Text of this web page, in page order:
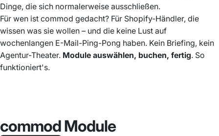
Dinge, die sich normalerweise ausschließen.
Für wen ist commod gedacht? Für Shopify-Händler, die
wissen was sie wollen – und die keine Lust auf
wochenlangen E-Mail-Ping-Pong haben. Kein Briefing, kein
Agentur-Theater. Module auswählen, buchen, fertig. So
funktioniert's.
commodModule